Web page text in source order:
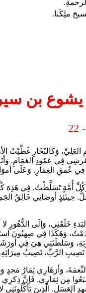
ملِكَنا.
بن
وَكَالبُخَارِ غَطَّيْتُ
فِي عَمُودِ الغَمَامِ.
عُمقِ الغِمَارِ. وَعَلَى
أُمَّةٍ تَسَلَّطْتُ. فِي هَذِهَ
حِينَئِذٍ أوصَانِي خَالِقُ
خَلَقَنِي، وَإلَى الدُّهُورِ
وَهَكَذَا فِي صِهيُونَ
وَسَلطَنَتِي هِيَ فِي
الرَّبِّ، نَصِيبُ مِيرَاثِهِ.
وَأزهَارِي ثِمَارُ مَجدٍ
مِن ثِمَارِي. فَإنَّ
العَسَلِ. الَّذِينَ يَأكُلُونَنِي